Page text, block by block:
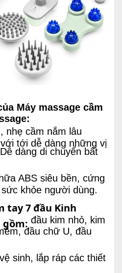
Máy massage cầm
nhẹ cầm nắm lâu
tới dễ dàng những vị
dàng di chuyển bất
ABS siêu bền, cứng
khỏe người dùng.
tay 7 đầu Kinh
gồm: đầu kim nhỏ, kim
đầu chữ U, đầu
sinh, lắp ráp các thiết